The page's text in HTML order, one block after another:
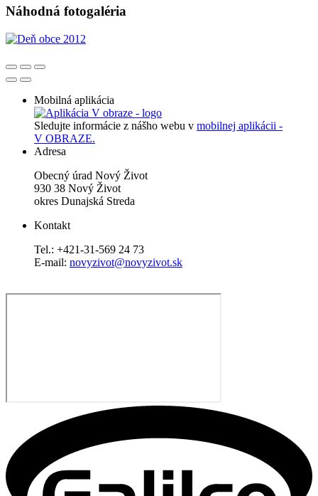
Náhodná fotogaléria
Mobilná aplikácia
Sledujte informácie z nášho webu v mobilnej aplikácii -
V OBRAZE.
Adresa
Obecný úrad Nový Život
930 38 Nový Život
okres Dunajská Streda
Kontakt
Tel.: +421-31-569 24 73
E-mail: novyzivot@novyzivot.sk